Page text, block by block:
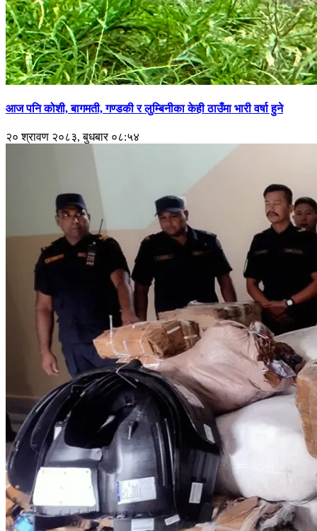
आज पनि कोशी, बागमती, गण्डकी र लुम्बिनीका केही ठाउँमा भारी वर्षा हुने
२० श्रावण २०८३, बुधबार ०८:५४